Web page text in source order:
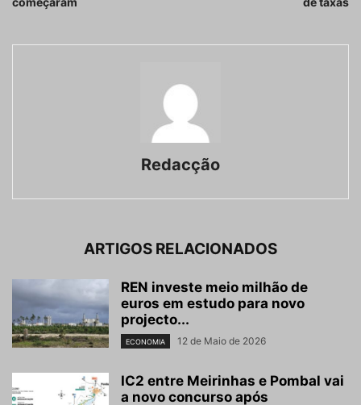
Redacção
ARTIGOS RELACIONADOS
REN investe meio milhão de
euros em estudo para novo
projecto...
ECONOMIA 12 de Maio de 2026
IC2 entre Meirinhas e Pombal vai
a novo concurso após